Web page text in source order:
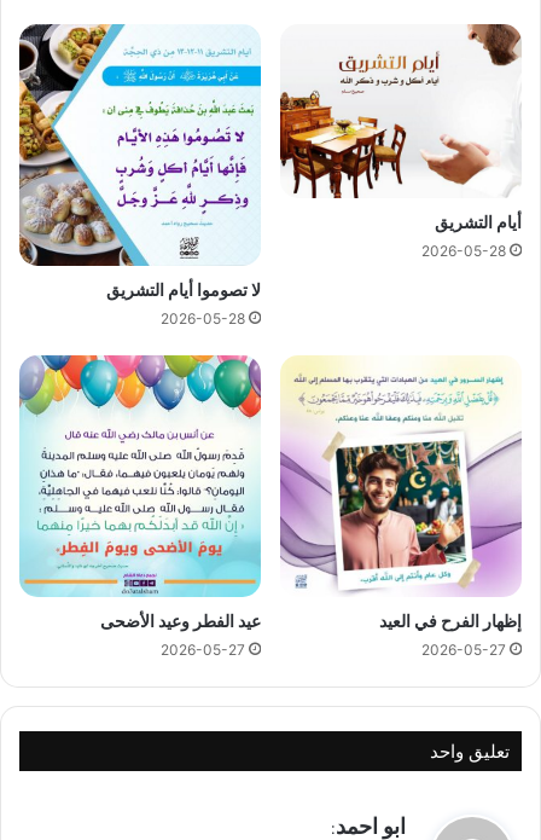
أيام التشريق
2026-05-28
لا تصوموا أيام التشريق
2026-05-28
إظهار الفرح في العيد
2026-05-27
عيد الفطر وعيد الأضحى
2026-05-27
تعليق واحد
يابو احمد: